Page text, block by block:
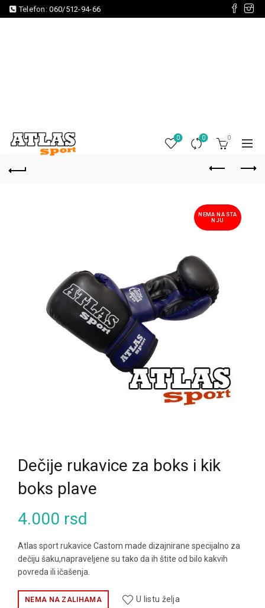
Telefon:060/512-94-66
0 0 0
NEMA NA STA
NJU
Dečije rukavice za boks i kik
boks plave
4.000 rsd
Atlas sport rukavice Castom made dizajnirane specijalno za
dečiju šaku,napraveljene su tako da ih štite od bilo kakvih
povreda ili ičašenja.
NEMA NA ZALIHAMA U listu želja